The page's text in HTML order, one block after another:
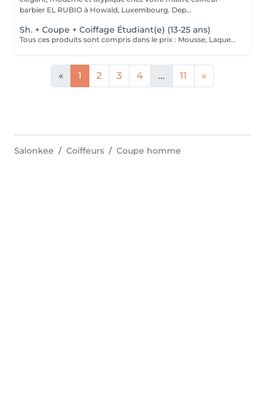
barbier EL RUBIO à Howald, Luxembourg. Dep...
Sh. + Coupe + Coiffage Étudiant(e) (13-25 ans)
Tous ces produits sont compris dans le prix : Mousse, Laque, Gel, Soin démêlant, Shampoing spécifique. Tous les produits que nous utilisons sont des produits de qualité professionnelle.
« 1 2 3 4 ... 11 »
Salonkee Coiffeurs Coupe homme